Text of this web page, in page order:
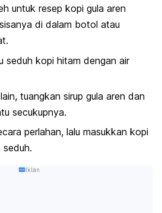
untuk resep kopi gula aren
di dalam botol atau
seduh kopi hitam dengan air
tuangkan sirup gula aren dan
secukupnya.
perlahan, lalu masukkan kopi
Iklan